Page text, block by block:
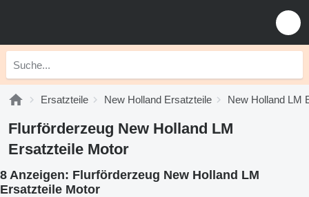
Ersatzteile New Holland Ersatzteile New Holland LM
Flurförderzeug New Holland LM
Ersatzteile Motor
8 Anzeigen: Flurförderzeug New Holland LM
Ersatzteile Motor